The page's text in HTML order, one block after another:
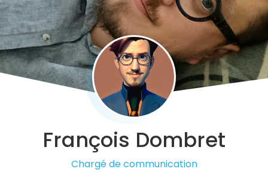
François Dombret
Chargé de communication